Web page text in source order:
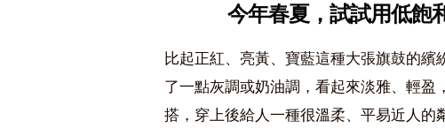
今年春夏，試試用低飽
比起正紅、亮黃、寶藍這種大張旗鼓的
了一點灰調或奶油調，看起來淡雅、輕
搭，穿上後給人一種很溫柔、平易近人的